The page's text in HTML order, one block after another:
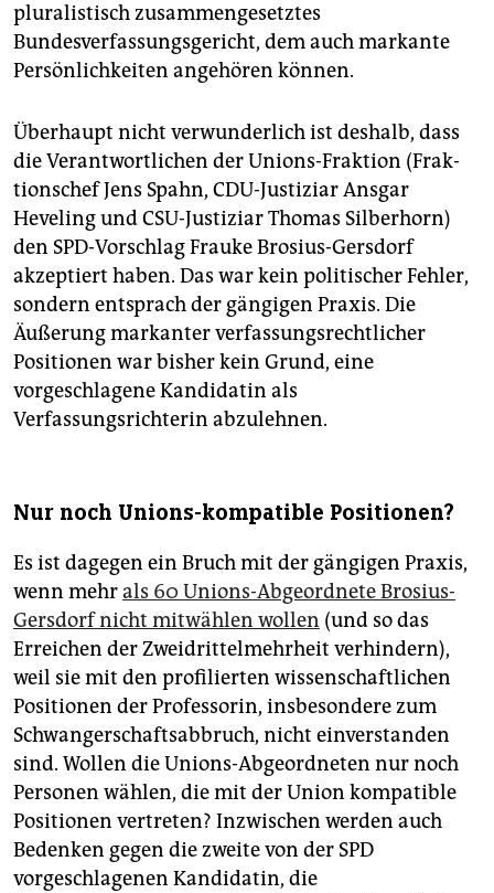
pluralistisch zusammengesetztes
Bundesverfassungsgericht, dem auch markante
Persönlichkeiten angehören können.
Überhaupt nicht verwunderlich ist deshalb, dass
die Verantwortlichen der Unions-Fraktion (Frak­
tions­chef Jens Spahn, CDU-Justiziar Ansgar
Heveling und CSU-Justiziar Thomas Silberhorn)
den SPD-Vorschlag Frauke Brosius-Gersdorf
akzeptiert haben. Das war kein politischer Fehler,
sondern entsprach der gängigen Praxis. Die
Äußerung markanter verfassungsrechtlicher
Positionen war bisher kein Grund, eine
vorgeschlagene Kandidatin als
Verfassungsrichterin abzulehnen.
Nur noch Unions-kompatible Positionen?
Es ist dagegen ein Bruch mit der gängigen Praxis,
wenn mehrals 60 Unions-Abgeordnete Brosius-
Gersdorf nicht mitwählen wollen (und so das
Erreichen der Zweidrittelmehrheit verhindern),
weil sie mit den profilierten wissenschaftlichen
Positionen der Professorin, insbesondere zum
Schwangerschaftsabbruch, nicht einverstanden
sind. Wollen die Unions-Abgeordneten nur noch
Personen wählen, die mit der Union kompatible
Positionen vertreten? Inzwischen werden auch
Bedenken gegen die zweite von der SPD
vorgeschlagenen Kandidatin, die